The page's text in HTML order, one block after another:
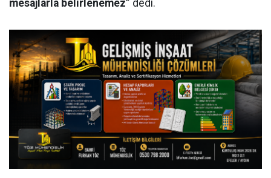
mesajlarla belirlenemez” dedi.